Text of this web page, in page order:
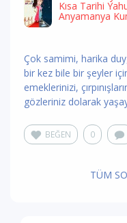
Kısa Tarihi
Anyamanya
Çok samimi, harika
bir kez bile bir şeyler
emeklerinizi,
gözleriniz dolarak
BEĞEN 0
TÜM